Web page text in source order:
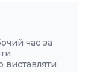
час за
виставляти